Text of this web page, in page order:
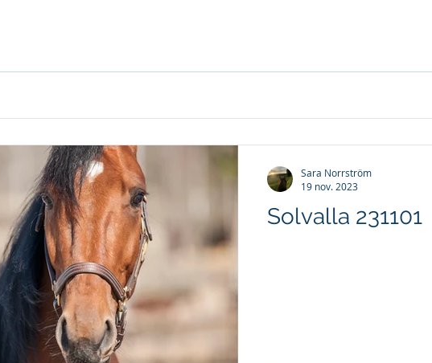
Solvalla 231101
Sara Norrström
19 nov. 2023